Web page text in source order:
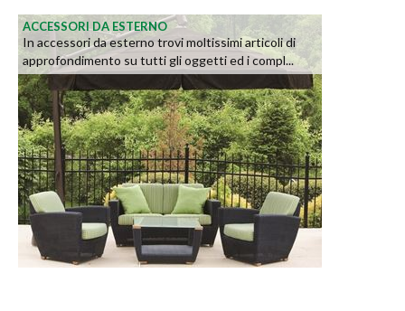
ACCESSORI DA ESTERNO
In accessori da esterno trovi moltissimi articoli di
approfondimento su tutti gli oggetti ed i compl...